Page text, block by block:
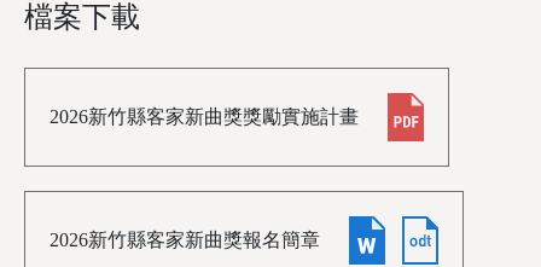
檔案下載
2026新竹縣客家新曲獎獎勵實施計畫
2026新竹縣客家新曲獎報名簡章